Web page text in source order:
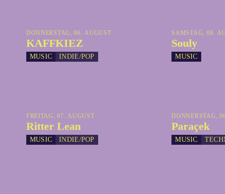
DONNERSTAG, 06. AUGUST
KAFFKIEZ
MUSIC INDIE/POP
SAMSTAG, 08.
Souly
MUSIC
FREITAG, 07. AUGUST
Ritter Lean
MUSIC INDIE/POP
DONNERSTAG,
Paraçek
MUSIC